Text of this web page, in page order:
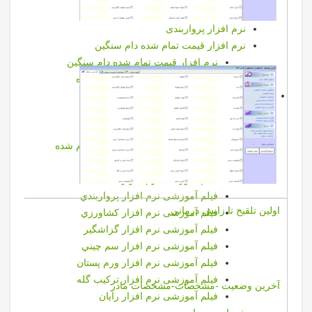
نرم افزار پرواربندی
نرم افزار قيمت تمام شده دام سنگین
نرم افزار قيمت تمام شده دام سنگین
برخي خروجي هاي قيمت تمام شده
خدمات
فیلمهای آموزشی نرم افزارها
فيلم آموزشي نرم افزار دامپروری
فیلم آموزشی نرم افزار قیمت تمام شده
فیلم آموزشی نرم افزار دام سبک
فیلم آموزشی نرم افزار تغذیه
فیلم آموزشی نرم افزار پرواربندي
فیلم آموزشی نرم افزار كشاورزي
فیلم آموزشی نرم افزار گزاشگیر
فیلم آموزشی نرم افزار سم چيني
فیلم آموزشی نرم افزار ورم پستان
فیلم آموزشی نرم افزار تركيب گله
فیلم آموزشی نرم افزار رایان
اولين تلقيح تا زايش درماني
آخرين وضعيت -مشخصات-مشخصات مادر